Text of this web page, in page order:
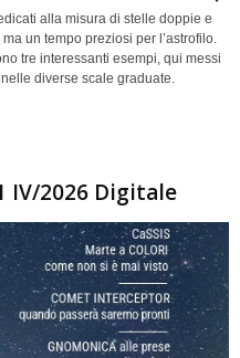
alla misura di stelle doppie e
un tempo preziosi per l’astrofilo.
tre interessanti esempi, qui messi
diverse scale graduate.
IV/2026 Digitale